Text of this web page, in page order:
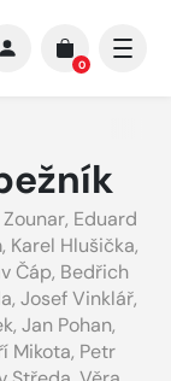
0
, Eduard
, Karel Hlušička,
Čáp, Bedřich
, Josef Vinklář,
, Jan Pohan,
Mikota, Petr